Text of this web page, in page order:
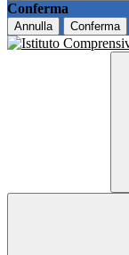
Conferma
Annulla Conferma